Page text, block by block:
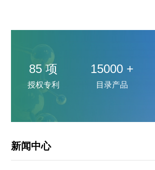
85 项
授权专利
15000 +
目录产品
新闻中心